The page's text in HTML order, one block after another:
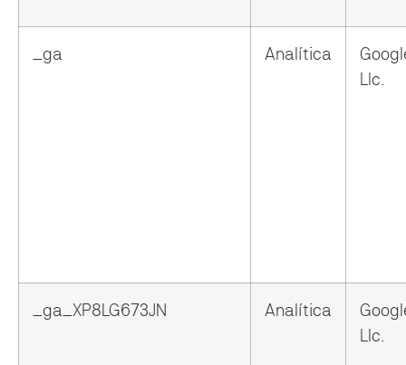
_ga Analítica
Llc.
_ga_XP8LG673JN Analítica
Llc.